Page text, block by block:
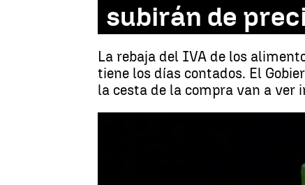
subirán de
La rebaja del IVA de los
tiene los días contados. El
la cesta de la compra van a ver